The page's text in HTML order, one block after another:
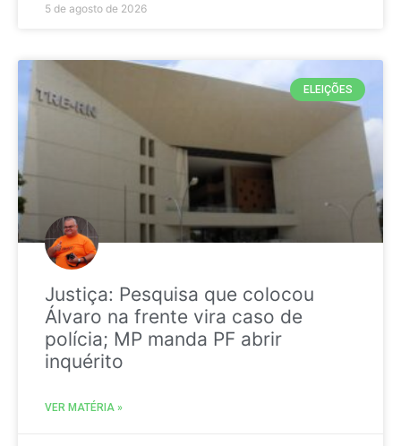
5 de agosto de 2026
ELEIÇÕES
Justiça: Pesquisa que colocou
Álvaro na frente vira caso de
polícia; MP manda PF abrir
inquérito
VER MATÉRIA »